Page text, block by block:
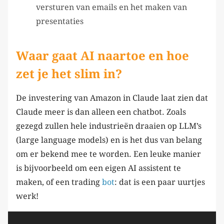
versturen van emails en het maken van
presentaties
Waar gaat AI naartoe en hoe
zet je het slim in?
De investering van Amazon in Claude laat zien dat
Claude meer is dan alleen een chatbot. Zoals
gezegd zullen hele industrieën draaien op LLM’s
(large language models) en is het dus van belang
om er bekend mee te worden. Een leuke manier
is bijvoorbeeld om een eigen AI assistent te
maken, of een trading bot: dat is een paar uurtjes
werk!